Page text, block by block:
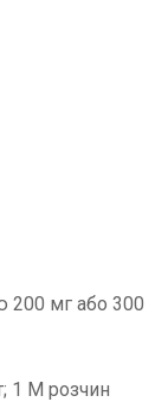
200 мг або 300
1 М розчин